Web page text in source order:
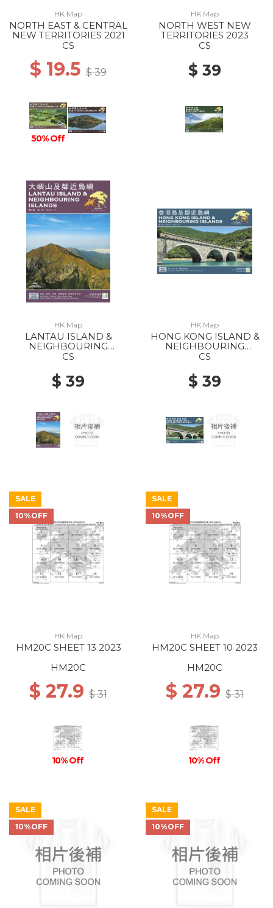
HK Map
NORTH EAST & CENTRAL
NEW TERRITORIES 2021
CS
$ 19.5 $ 39
50% Off
HK Map
NORTH WEST NEW
TERRITORIES 2023
CS
$ 39
HK Map
LANTAU ISLAND &
NEIGHBOURING
ISLANDS 2022
CS
$ 39
HK Map
HONG KONG ISLAND &
NEIGHBOURING
ISLANDS 2022
CS
$ 39
SALE
10%OFF
HK Map
HM20C SHEET 13 2023
HM20C
$ 27.9 $ 31
10% Off
SALE
10%OFF
HK Map
HM20C SHEET 10 2023
HM20C
$ 27.9 $ 31
10% Off
SALE
10%OFF
SALE
10%OFF